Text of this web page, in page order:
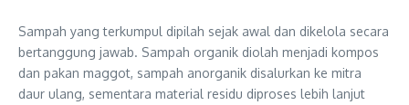
Sampah yang terkumpul dipilah sejak awal dan dikelola secara
bertanggung jawab. Sampah organik diolah menjadi kompos
dan pakan maggot, sampah anorganik disalurkan ke mitra
daur ulang, sementara material residu diproses lebih lanjut